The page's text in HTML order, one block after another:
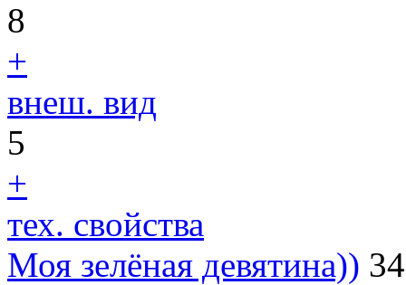
8
+
внеш. вид
5
+
тех. свойства
Моя зелёная девятина))